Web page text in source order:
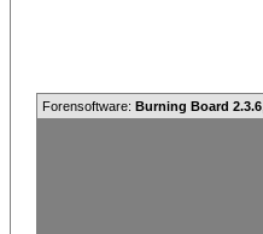
Forensoftware: Burning Board 2.3.6